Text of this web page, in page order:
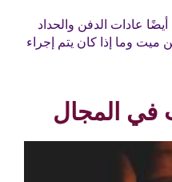
عادات الدفن والحداد
ميت وما إذا كان يتم إجراء
في المجال